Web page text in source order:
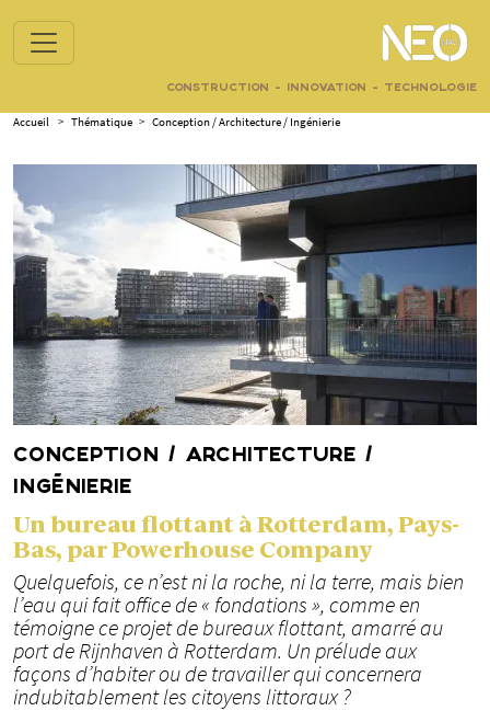
CONSTRUCTION - INNOVATION - TECHNOLOGIE
Accueil > Thématique > Conception / Architecture / Ingénierie
CONCEPTION / ARCHITECTURE /
INGÉNIERIE
Un bureau flottant à Rotterdam, Pays-
Bas, par Powerhouse Company
Quelquefois, ce n’est ni la roche, ni la terre, mais bien
l’eau qui fait office de « fondations », comme en
témoigne ce projet de bureaux flottant, amarré au
port de Rijnhaven à Rotterdam. Un prélude aux
façons d’habiter ou de travailler qui concernera
indubitablement les citoyens littoraux ?